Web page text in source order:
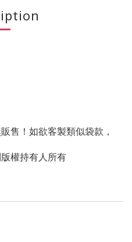
售！如欲客製類似袋款，
權持有人所有